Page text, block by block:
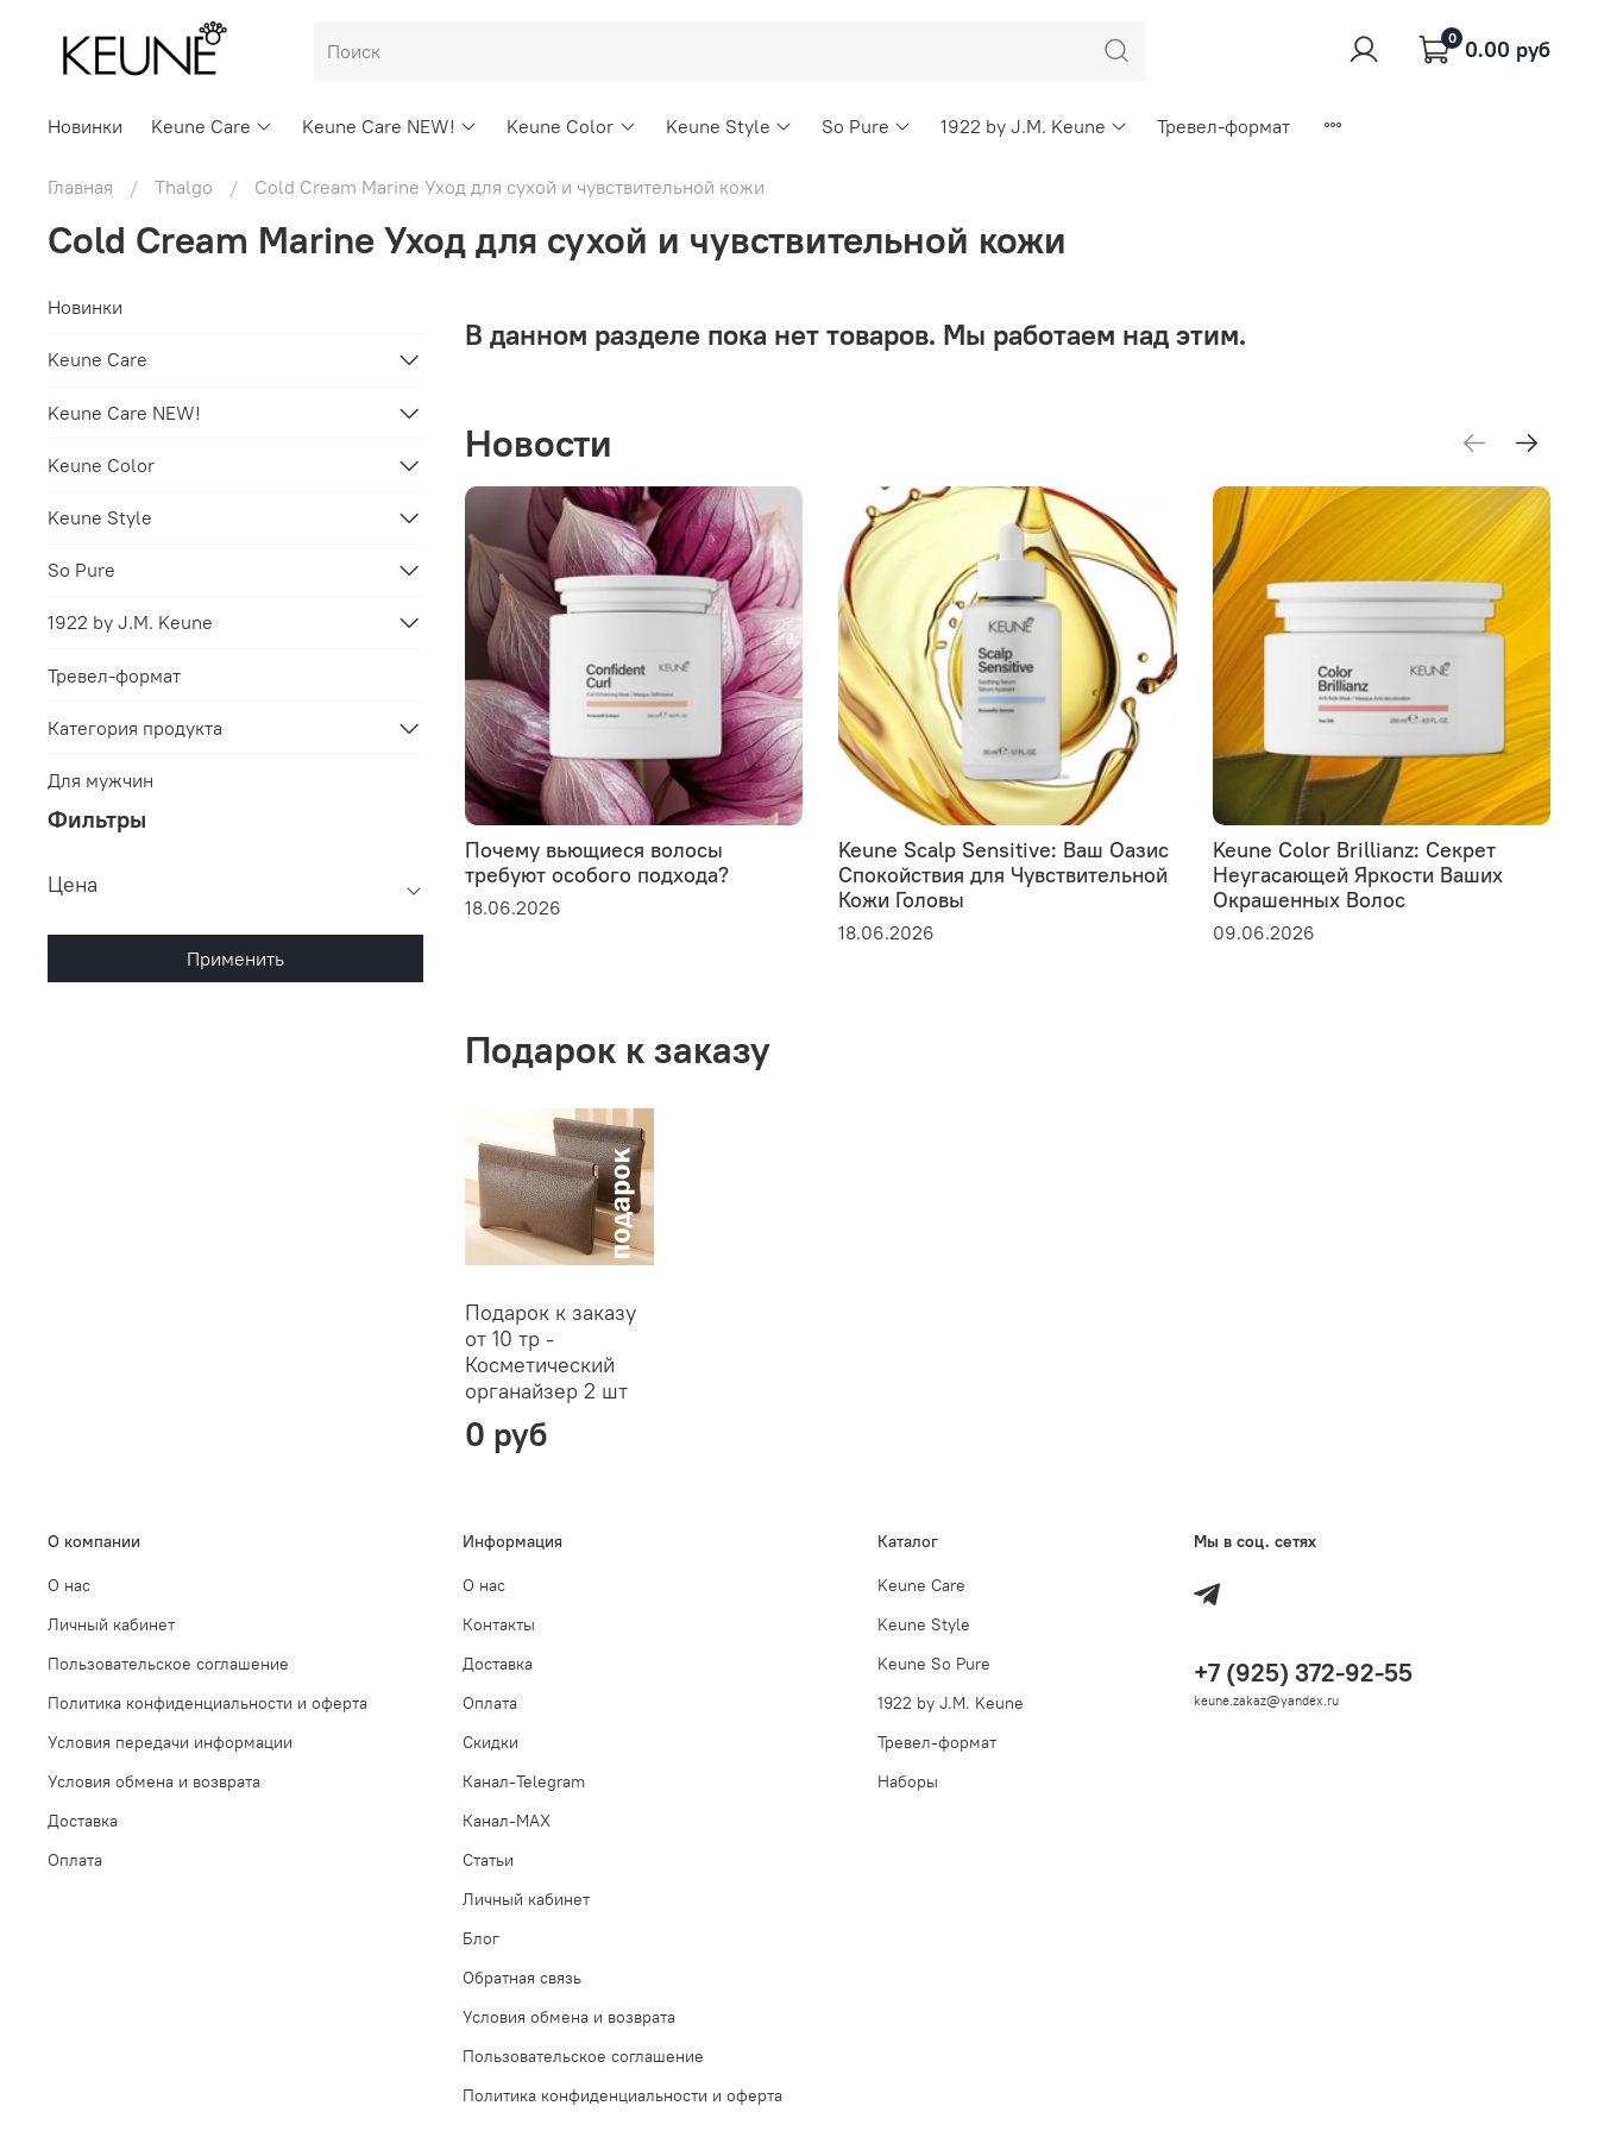
0 0.00 руб
Новинки Keune Care Keune Care NEW! Keune Color Keune Style So Pure 1922 by J.M. Keune Тревел-формат
Главная Thalgo Cold Cream Marine Уход для сухой и чувствительной кожи
Cold Cream Marine Уход для сухой и чувствительной кожи
В данном разделе пока нет товаров. Мы работаем над этим.
Новости
Почему вьющиеся волосы
требуют особого подхода?
18.06.2026
Keune Scalp Sensitive: Ваш Оазис
Спокойствия для Чувствительной
Кожи Головы
18.06.2026
Keune Color Brillianz: Секрет
Неугасающей Яркости Ваших
Окрашенных Волос
09.06.2026
Подарок к заказу
Подарок к заказу
от 10 тр -
Косметический
органайзер 2 шт
0 руб
Новинки
Keune Care
Keune Care NEW!
Keune Color
Keune Style
So Pure
1922 by J.M. Keune
Тревел-формат
Категория продукта
Для мужчин
Фильтры
Цена
Применить
О компании
О нас
Личный кабинет
Пользовательское соглашение
Политика конфиденциальности и оферта
Условия передачи информации
Условия обмена и возврата
Доставка
Оплата
Информация
О нас
Контакты
Доставка
Оплата
Скидки
Канал-Telegram
Канал-МAX
Статьи
Личный кабинет
Блог
Обратная связь
Условия обмена и возврата
Пользовательское соглашение
Политика конфиденциальности и оферта
Каталог
Keune Care
Keune Style
Keune So Pure
1922 by J.M. Keune
Тревел-формат
Наборы
Мы в соц. сетях
+7 (925) 372-92-55
keune.zakaz@yandex.ru